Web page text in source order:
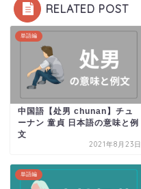
RELATED POST
単語編
中国語【处男 chunan】チュ
ーナン 童貞 日本語の意味と例
文
2021年8月23日
単語編